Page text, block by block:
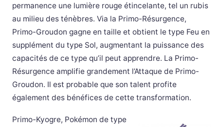
permanence une lumière rouge étincelante, tel un rubis
au milieu des ténèbres. Via la Primo-Résurgence,
Primo-Groudon gagne en taille et obtient le type Feu en
supplément du type Sol, augmentant la puissance des
capacités de ce type qu’il peut apprendre. La Primo-
Résurgence amplifie grandement l’Attaque de Primo-
Groudon. Il est probable que son talent profite
également des bénéfices de cette transformation.
Primo-Kyogre, Pokémon de type